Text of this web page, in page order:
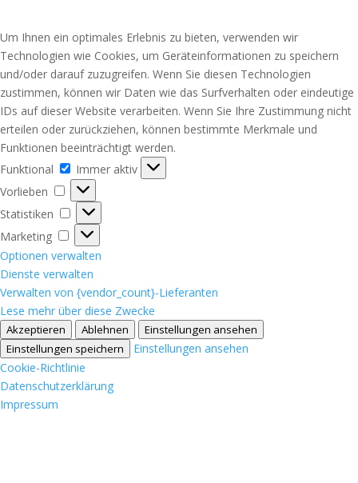
Um Ihnen ein optimales Erlebnis zu bieten, verwenden wir
Technologien wie Cookies, um Geräteinformationen zu speichern
und/oder darauf zuzugreifen. Wenn Sie diesen Technologien
zustimmen, können wir Daten wie das Surfverhalten oder eindeutige
IDs auf dieser Website verarbeiten. Wenn Sie Ihre Zustimmung nicht
erteilen oder zurückziehen, können bestimmte Merkmale und
Funktionen beeinträchtigt werden.
Funktional
Funktional
Immer aktiv
Vorlieben
Vorlieben
Statistiken
Statistiken
Marketing
Marketing
Optionen verwalten
Dienste verwalten
Verwalten von {vendor_count}-Lieferanten
Lese mehr über diese Zwecke
Akzeptieren Ablehnen
Einstellungen ansehen
Einstellungen speichern
Einstellungen ansehen
Cookie-Richtlinie
Datenschutzerklärung
Impressum